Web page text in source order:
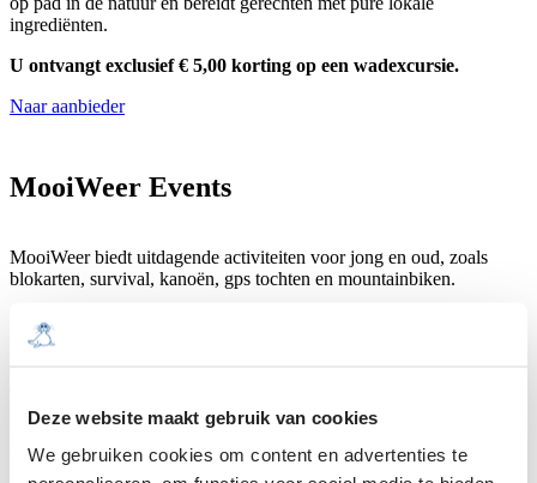
Deze website maakt gebruik van cookies
We gebruiken cookies om content en advertenties te
ingrediënten.
U ontvangt exclusief € 5,00 korting op een wadexcursie.
Naar aanbieder
MooiWeer Events
MooiWeer biedt uitdagende activiteiten voor jong en oud, zoals
blokarten, survival, kanoën, gps tochten en mountainbiken.
Deal 1: € 5,00 korting op 1 uur blokarten
Deal 2: € 5,00 korting op 1 uur durende strandrit met landrover
VVV Terschelling